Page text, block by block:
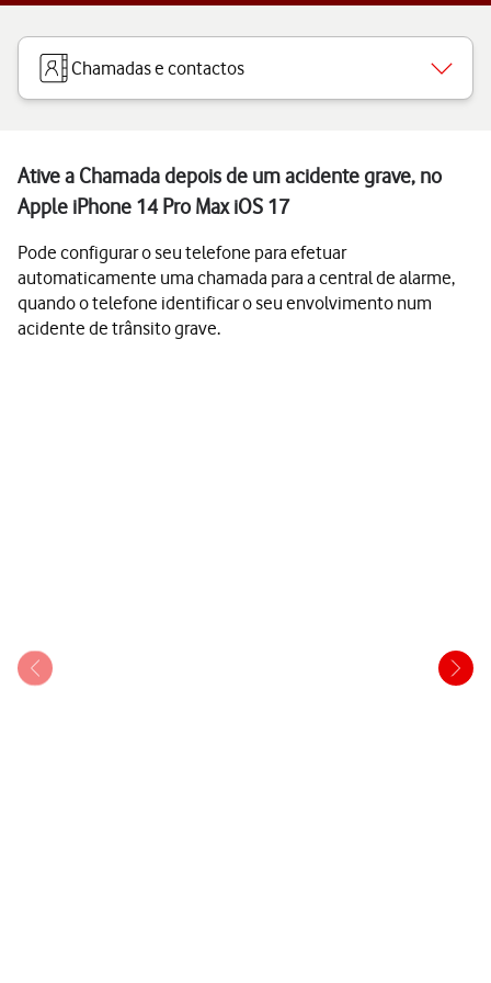
Chamadas e contactos
Ative a Chamada depois de um acidente grave, no
Apple iPhone 14 Pro Max iOS 17
Pode configurar o seu telefone para efetuar
automaticamente uma chamada para a central de alarme,
quando o telefone identificar o seu envolvimento num
acidente de trânsito grave.